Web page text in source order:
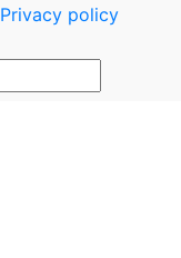
Privacy policy